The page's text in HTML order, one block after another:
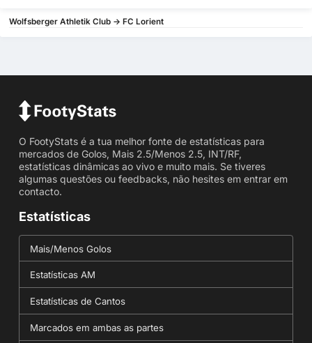
Wolfsberger Athletik Club -> FC Lorient
O FootyStats é a tua melhor fonte de estatísticas para
mercados de Golos, Mais 2.5/Menos 2.5, INT/RF,
estatísticas dinâmicas ao vivo e muito mais. Se tiveres
algumas questões ou feedbacks, não hesites em entrar em
contacto.
Estatísticas
Mais/Menos Golos
Estatísticas AM
Estatísticas de Cantos
Marcados em ambas as partes